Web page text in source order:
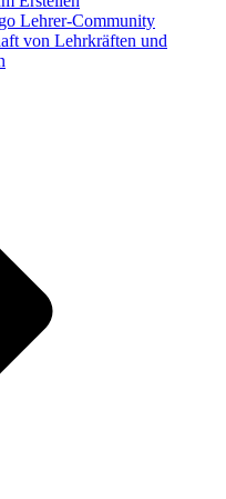
Lehrer-Community
von Lehrkräften und